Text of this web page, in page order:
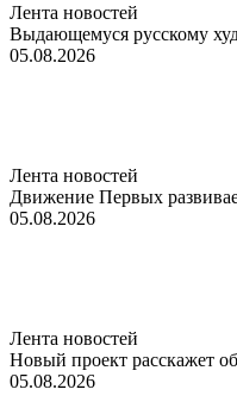
Лента новостей
Выдающемуся русскому
05.08.2026
Лента новостей
Движение Первых
05.08.2026
Лента новостей
Новый проект расскажет
05.08.2026